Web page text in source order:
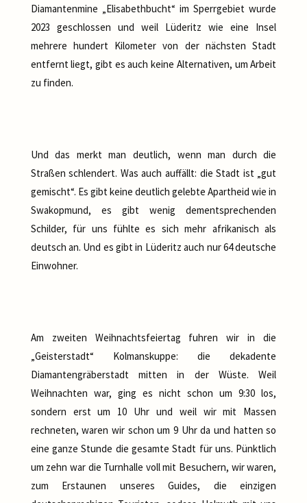
Diamantenmine „Elisabethbucht“ im Sperrgebiet wurde
2023 geschlossen und weil Lüderitz wie eine Insel
mehrere hundert Kilometer von der nächsten Stadt
entfernt liegt, gibt es auch keine Alternativen, um Arbeit
zu finden.
Und das merkt man deutlich, wenn man durch die
Straßen schlendert. Was auch auffällt: die Stadt ist „gut
gemischt“. Es gibt keine deutlich gelebte Apartheid wie in
Swakopmund, es gibt wenig dementsprechenden
Schilder, für uns fühlte es sich mehr afrikanisch als
deutsch an. Und es gibt in Lüderitz auch nur 64 deutsche
Einwohner.
Am zweiten Weihnachtsfeiertag fuhren wir in die
„Geisterstadt“ Kolmanskuppe: die dekadente
Diamantengräberstadt mitten in der Wüste. Weil
Weihnachten war, ging es nicht schon um 9:30 los,
sondern erst um 10 Uhr und weil wir mit Massen
rechneten, waren wir schon um 9 Uhr da und hatten so
eine ganze Stunde die gesamte Stadt für uns. Pünktlich
um zehn war die Turnhalle voll mit Besuchern, wir waren,
zum Erstaunen unseres Guides, die einzigen